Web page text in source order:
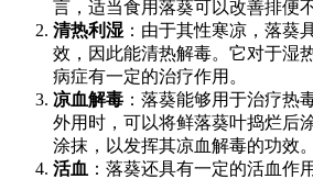
言，适当食用落葵可以改善排便
清热利湿 ：由于其性寒凉，落葵
效，因此能清热解毒。它对于湿
病症有一定的治疗作用。
凉血解毒 ：落葵能够用于治疗热
外用时，可以将鲜落葵叶捣烂后
涂抹，以发挥其凉血解毒的功效。
活血 ：落葵还具有一定的活血作